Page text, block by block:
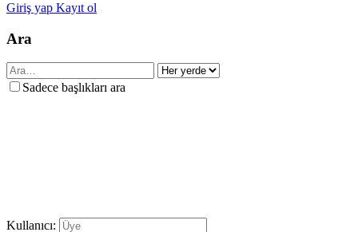
Giriş yap Kayıt ol
Ara
Sadece başlıkları ara
Kullanıcı: